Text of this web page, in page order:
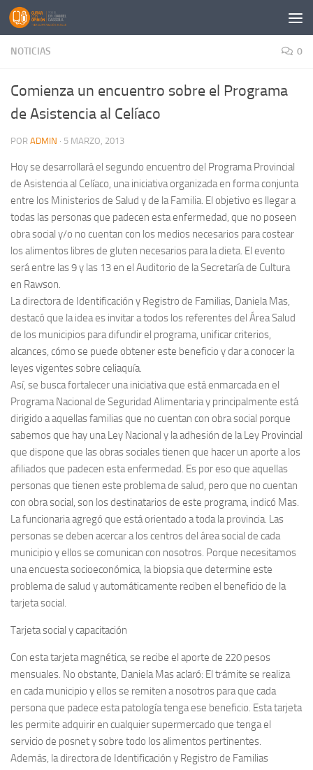
Saltar al contenido
NOTICIAS 0
Comienza un encuentro sobre el Programa
de Asistencia al Celíaco
POR ADMIN · 5 MARZO, 2013
Hoy se desarrollará el segundo encuentro del Programa Provincial
de Asistencia al Celíaco, una iniciativa organizada en forma conjunta
entre los Ministerios de Salud y de la Familia. El objetivo es llegar a
todas las personas que padecen esta enfermedad, que no poseen
obra social y/o no cuentan con los medios necesarios para costear
los alimentos libres de gluten necesarios para la dieta. El evento
será entre las 9 y las 13 en el Auditorio de la Secretaría de Cultura
en Rawson.
La directora de Identificación y Registro de Familias, Daniela Mas,
destacó que la idea es invitar a todos los referentes del Área Salud
de los municipios para difundir el programa, unificar criterios,
alcances, cómo se puede obtener este beneficio y dar a conocer la
leyes vigentes sobre celiaquía.
Así, se busca fortalecer una iniciativa que está enmarcada en el
Programa Nacional de Seguridad Alimentaria y principalmente está
dirigido a aquellas familias que no cuentan con obra social porque
sabemos que hay una Ley Nacional y la adhesión de la Ley Provincial
que dispone que las obras sociales tienen que hacer un aporte a los
afiliados que padecen esta enfermedad. Es por eso que aquellas
personas que tienen este problema de salud, pero que no cuentan
con obra social, son los destinatarios de este programa, indicó Mas.
La funcionaria agregó que está orientado a toda la provincia. Las
personas se deben acercar a los centros del área social de cada
municipio y ellos se comunican con nosotros. Porque necesitamos
una encuesta socioeconómica, la biopsia que determine este
problema de salud y automáticamente reciben el beneficio de la
tarjeta social.
Tarjeta social y capacitación
Con esta tarjeta magnética, se recibe el aporte de 220 pesos
mensuales. No obstante, Daniela Mas aclaró: El trámite se realiza
en cada municipio y ellos se remiten a nosotros para que cada
persona que padece esta patología tenga ese beneficio. Esta tarjeta
les permite adquirir en cualquier supermercado que tenga el
servicio de posnet y sobre todo los alimentos pertinentes.
Además, la directora de Identificación y Registro de Familias